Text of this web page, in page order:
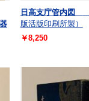
日高支庁管内図
版活版印刷所製）
￥8,250